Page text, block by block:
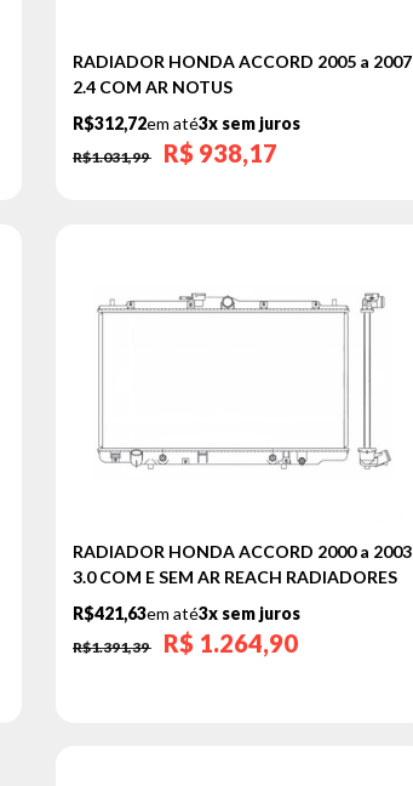
RADIADOR HONDA ACCORD 2005 a 2007
2.4 COM AR NOTUS
R$312,72em até3x sem juros
R$1.031,99 R$ 938,17
RADIADOR HONDA ACCORD 2000 a 2003
3.0 COM E SEM AR REACH RADIADORES
R$421,63em até3x sem juros
R$1.391,39 R$ 1.264,90